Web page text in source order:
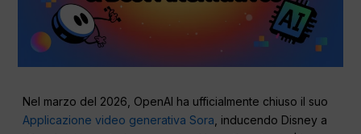
Nel marzo del 2026, OpenAI ha ufficialmente chiuso il suo
Applicazione video generativa Sora , inducendo Disney a